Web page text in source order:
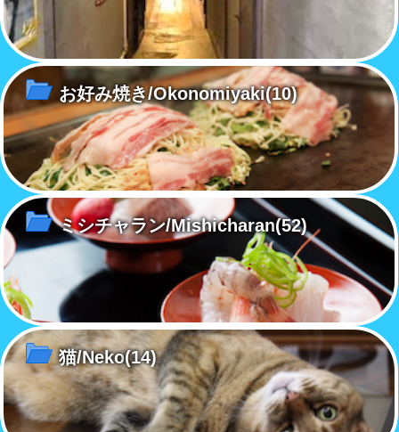
お好み焼き/Okonomiyaki(10)
ミシチャラン/Mishicharan(52)
猫/Neko(14)